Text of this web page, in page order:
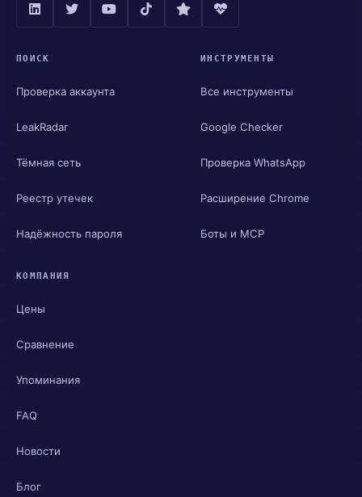
ПОИСК
Проверка аккаунта
LeakRadar
Тёмная сеть
Реестр утечек
Надёжность пароля
ИНСТРУМЕНТЫ
Все инструменты
Google Checker
Проверка WhatsApp
Расширение Chrome
Боты и MCP
КОМПАНИЯ
Цены
Сравнение
Упоминания
FAQ
Новости
Блог